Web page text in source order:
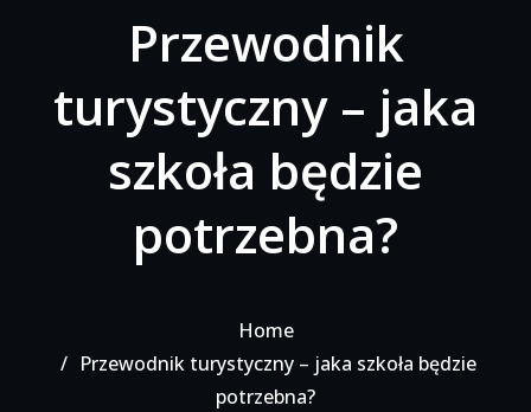
Przewodnik
turystyczny – jaka
szkoła będzie
potrzebna?
Home
Przewodnik turystyczny – jaka szkoła będzie
potrzebna?